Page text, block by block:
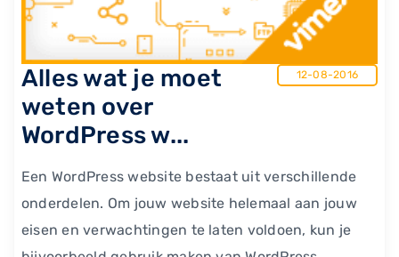
Alles wat je moet
weten over
WordPress w...
12-08-2016
Een WordPress website bestaat uit verschillende
onderdelen. Om jouw website helemaal aan jouw
eisen en verwachtingen te laten voldoen, kun je